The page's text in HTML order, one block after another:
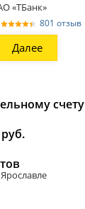
«ТБанк»
801 отзыв
Далее
счету